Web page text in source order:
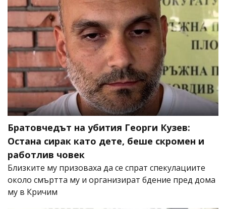
Братовчедът на убития Георги Кузев:
Остана сирак като дете, беше скромен и
работлив човек
Близките му призоваха да се спрат спекулациите
около смъртта му и организират бдение пред дома
му в Кричим